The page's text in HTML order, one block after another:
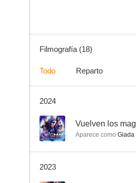
6.2
Filmografía (18)
Todo Reparto
2024
7.0 Vuelven los
Aparece como Giada
2023